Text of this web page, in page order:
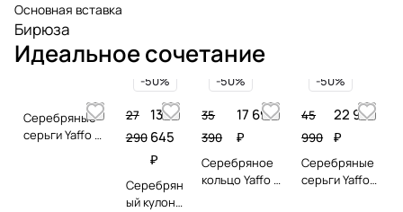
Основная вставка
Бирюза
Идеальное сочетание
Серебряные
серьги Yaffo с
-50%
13
645
₽
27
290
Серебрян
ый кулон
-50%
17 695
₽
35
390
Серебряное
кольцо Yaffo с
-50%
22 995
₽
45
990
Серебряные
серьги Yaffo с